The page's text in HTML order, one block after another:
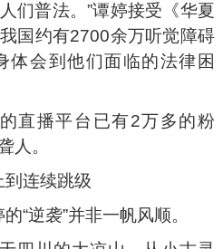
们普法。”谭婷接受《华夏
国约有2700余万听觉障碍
体会到他们面临的法律困
直播平台已有2万多的粉
人。
连续跳级
“逆袭”并非一帆风顺。